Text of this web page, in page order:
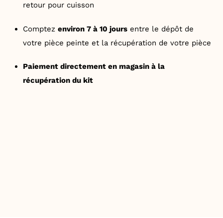
retour pour cuisson
Comptezenviron 7 à 10 jours entre le dépôt de
votre pièce peinte et la récupération de votre pièce
Paiement directement en magasin à la
récupération du kit